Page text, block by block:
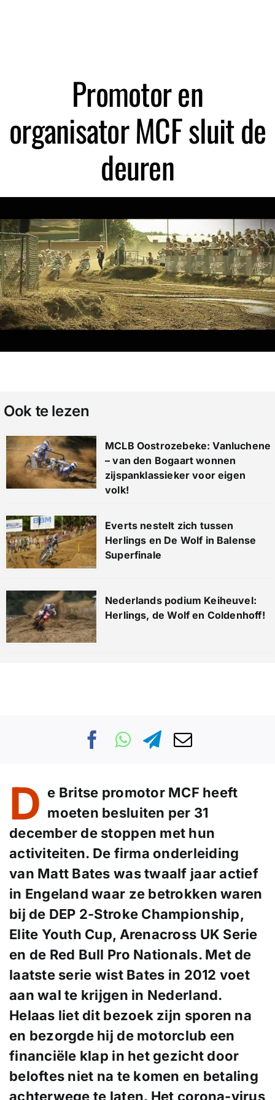
Promotor en
organisator MCF sluit de
deuren
Ook te lezen
MCLB Oostrozebeke: Vanluchene
– van den Bogaart wonnen
zijspanklassieker voor eigen
volk!
Everts nestelt zich tussen
Herlings en De Wolf in Balense
Superfinale
Nederlands podium Keiheuvel:
Herlings, de Wolf en Coldenhoff!
D e Britse promotor MCF heeft
moeten besluiten per 31
december de stoppen met hun
activiteiten. De firma onderleiding
van Matt Bates was twaalf jaar actief
in Engeland waar ze betrokken waren
bij de DEP 2-Stroke Championship,
Elite Youth Cup, Arenacross UK Serie
en de Red Bull Pro Nationals. Met de
laatste serie wist Bates in 2012 voet
aan wal te krijgen in Nederland.
Helaas liet dit bezoek zijn sporen na
en bezorgde hij de motorclub een
financiële klap in het gezicht door
beloftes niet na te komen en betaling
achterwege te laten. Het corona-virus